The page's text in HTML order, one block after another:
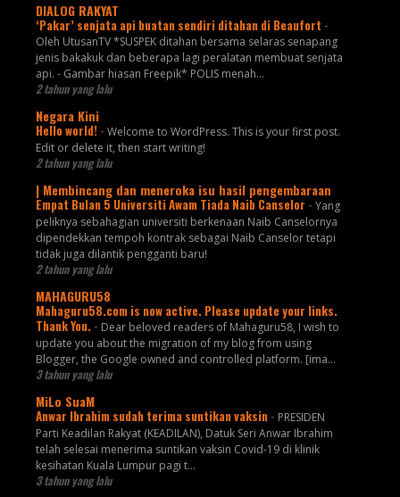
DIALOG RAKYAT
‘Pakar’ senjata api buatan sendiri ditahan di Beaufort -
Oleh UtusanTV *SUSPEK ditahan bersama selaras senapang
jenis bakakuk dan beberapa lagi peralatan membuat senjata
api. - Gambar hiasan Freepik* POLIS menah...
2 tahun yang lalu
Negara Kini
Hello world! - Welcome to WordPress. This is your first post.
Edit or delete it, then start writing!
2 tahun yang lalu
| Membincang dan meneroka isu hasil pengembaraan
Empat Bulan 5 Universiti Awam Tiada Naib Canselor - Yang
peliknya sebahagian universiti berkenaan Naib Canselornya
dipendekkan tempoh kontrak sebagai Naib Canselor tetapi
tidak juga dilantik pengganti baru!
2 tahun yang lalu
MAHAGURU58
Mahaguru58.com is now active. Please update your links.
Thank You. - Dear beloved readers of Mahaguru58, I wish to
update you about the migration of my blog from using
Blogger, the Google owned and controlled platform. [ima...
3 tahun yang lalu
MiLo SuaM
Anwar Ibrahim sudah terima suntikan vaksin - PRESIDEN
Parti Keadilan Rakyat (KEADILAN), Datuk Seri Anwar Ibrahim
telah selesai menerima suntikan vaksin Covid-19 di klinik
kesihatan Kuala Lumpur pagi t...
3 tahun yang lalu